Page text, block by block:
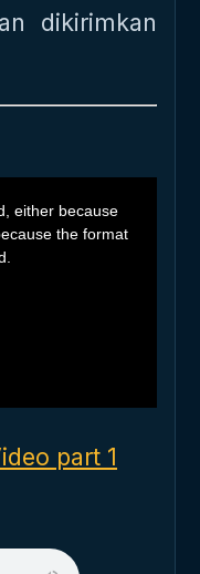
dikirimkan
either because
the format
part 1